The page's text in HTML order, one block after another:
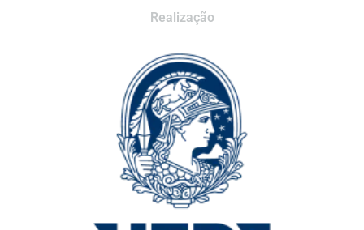
Realização